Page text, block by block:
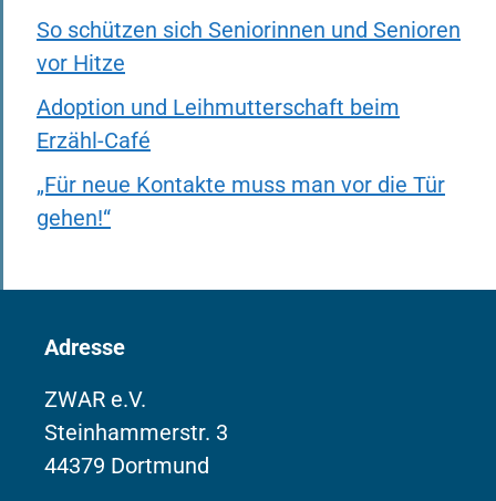
So schützen sich Seniorinnen und Senioren
vor Hitze
Adoption und Leihmutterschaft beim
Erzähl-Café
„Für neue Kontakte muss man vor die Tür
gehen!“
Adresse
ZWAR e.V.
Steinhammerstr. 3
44379 Dortmund